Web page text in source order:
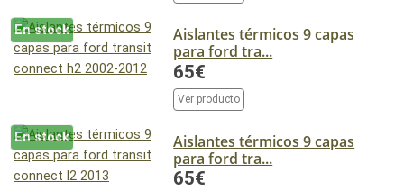
En stock
Aislantes térmicos 9 capas
para ford tra...
65€
Ver producto
En stock
Aislantes térmicos 9 capas
para ford tra...
65€